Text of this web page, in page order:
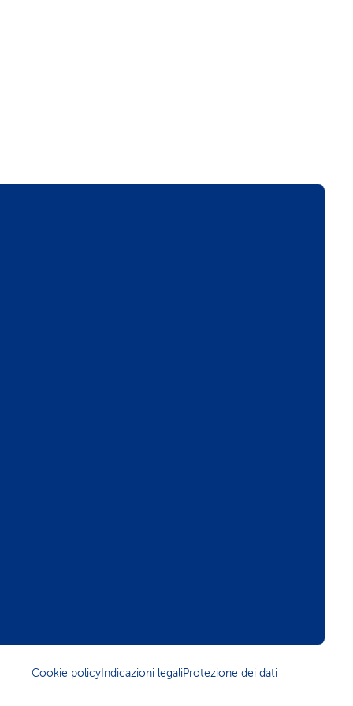
Cookie policy Indicazioni legaliProtezione dei dati